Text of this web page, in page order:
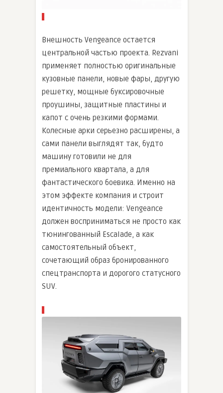
Внешность Vengeance остается
центральной частью проекта. Rezvani
применяет полностью оригинальные
кузовные панели, новые фары, другую
решетку, мощные буксировочные
проушины, защитные пластины и
капот с очень резкими формами.
Колесные арки серьезно расширены, а
сами панели выглядят так, будто
машину готовили не для
премиального квартала, а для
фантастического боевика. Именно на
этом эффекте компания и строит
идентичность модели: Vengeance
должен восприниматься не просто как
тюнингованный Escalade, а как
самостоятельный объект,
сочетающий образ бронированного
спецтранспорта и дорогого статусного
SUV.